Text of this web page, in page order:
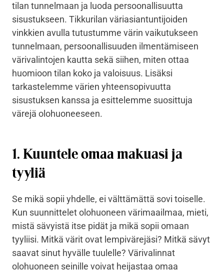
tilan tunnelmaan ja luoda persoonallisuutta
sisustukseen. Tikkurilan väriasiantuntijoiden
vinkkien avulla tutustumme värin vaikutukseen
tunnelmaan, persoonallisuuden ilmentämiseen
värivalintojen kautta sekä siihen, miten ottaa
huomioon tilan koko ja valoisuus. Lisäksi
tarkastelemme värien yhteensopivuutta
sisustuksen kanssa ja esittelemme suosittuja
värejä olohuoneeseen.
1. Kuuntele omaa makuasi ja
tyyliä
Se mikä sopii yhdelle, ei välttämättä sovi toiselle.
Kun suunnittelet olohuoneen värimaailmaa, mieti,
mistä sävyistä itse pidät ja mikä sopii omaan
tyyliisi. Mitkä värit ovat lempivärejäsi? Mitkä sävyt
saavat sinut hyvälle tuulelle? Värivalinnat
olohuoneen seinille voivat heijastaa omaa